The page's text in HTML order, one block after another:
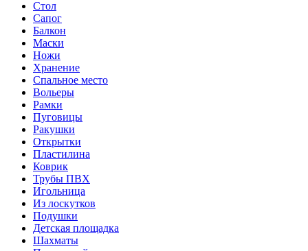
Стол
Сапог
Балкон
Маски
Ножи
Хранение
Спальное место
Вольеры
Рамки
Пуговицы
Ракушки
Открытки
Пластилина
Коврик
Трубы ПВХ
Игольница
Из лоскутков
Подушки
Детская площадка
Шахматы